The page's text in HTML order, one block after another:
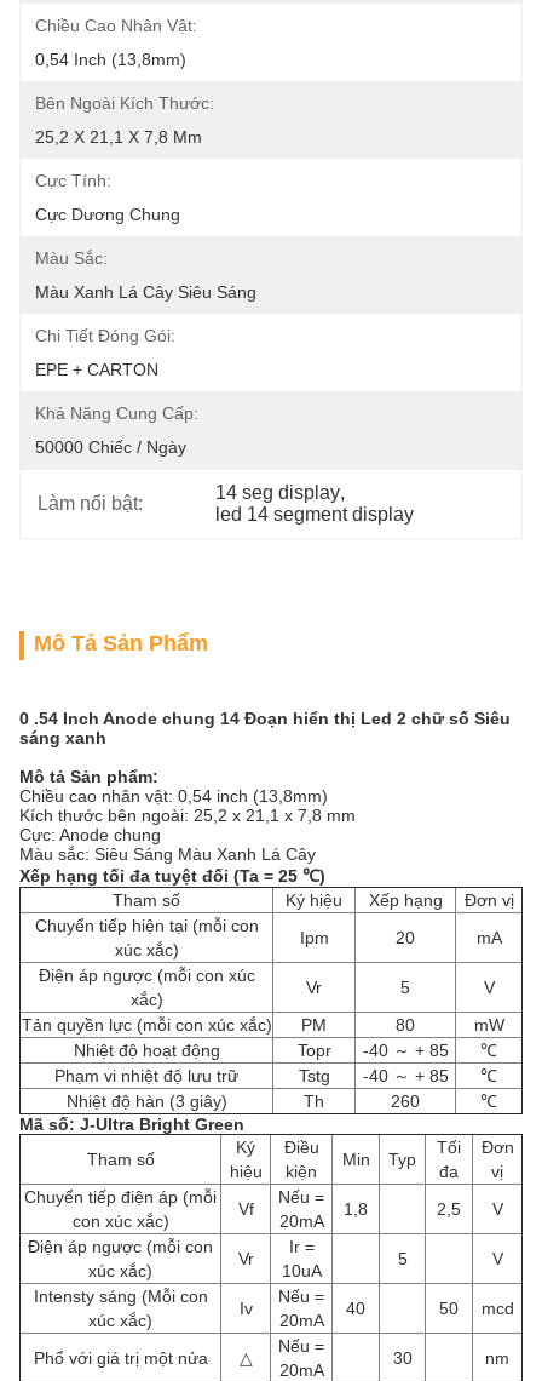
Chiều Cao Nhân Vật:
0,54 Inch (13,8mm)
Bên Ngoài Kích Thước:
25,2 X 21,1 X 7,8 Mm
Cực Tính:
Cực Dương Chung
Màu Sắc:
Màu Xanh Lá Cây Siêu Sáng
Chi Tiết Đóng Gói:
EPE + CARTON
Khả Năng Cung Cấp:
50000 Chiếc / Ngày
Làm nổi bật:
14 seg display,
led 14 segment display
Mô Tả Sản Phẩm
0 .54 Inch Anode chung 14 Đoạn hiển thị Led 2 chữ số Siêu
sáng xanh
Mô tả Sản phẩm:
Chiều cao nhân vật: 0,54 inch (13,8mm)
Kích thước bên ngoài: 25,2 x 21,1 x 7,8 mm
Cực: Anode chung
Màu sắc: Siêu Sáng Màu Xanh Lá Cây
Xếp hạng tối đa tuyệt đối (Ta = 25 ℃)
Tham số
Ký hiệu Xếp hạng
Đơn vị
Chuyển tiếp hiện tại (mỗi con
xúc xắc)
Ipm 20
mA
Điện áp ngược (mỗi con xúc
xắc)
Vr 5
V
Tản quyền lực (mỗi con xúc xắc)
PM 80
mW
Nhiệt độ hoạt động
Topr -40 ～ + 85
℃
Phạm vi nhiệt độ lưu trữ
Tstg -40 ～ + 85
℃
Nhiệt độ hàn (3 giây)
Th 260
℃
Mã số: J-Ultra Bright Green
Tham số
Ký
hiệu
Điều
kiện
Min Typ
Tối
đa
Đơn
vị
Chuyển tiếp điện áp (mỗi
con xúc xắc)
Vf
Nếu =
20mA
1,8 2,5
V
Điện áp ngược (mỗi con
xúc xắc)
Vr
Ir =
10uA
5
V
Intensty sáng (Mỗi con
xúc xắc)
Iv
Nếu =
20mA
40 50 mcd
Phổ với giá trị một nửa △
Nếu =
20mA
30 nm